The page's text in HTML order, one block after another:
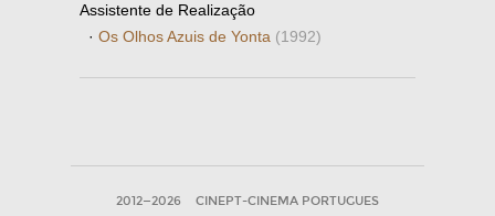
Assistente de Realização
· Os Olhos Azuis de Yonta (1992)
2012—2026 CINEPT-CINEMA PORTUGUES